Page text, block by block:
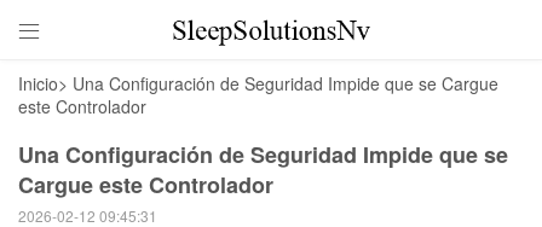

Inicio> Una Configuración de Seguridad Impide que se Cargue
este Controlador
Una Configuración de Seguridad Impide que se
Cargue este Controlador
2026-02-12 09:45:31